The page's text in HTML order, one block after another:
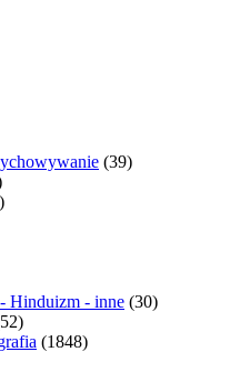
(39)
Hinduizm - inne (30)
(1848)